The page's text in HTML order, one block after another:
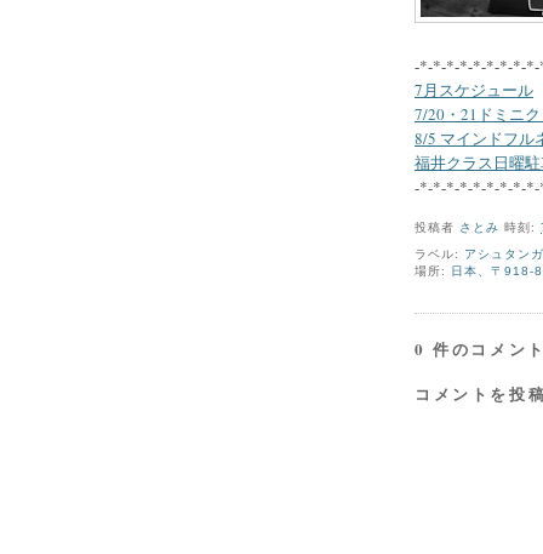
-*-*-*-*-*-*-*-*-
7月スケジュール
7/20・21ドミニ
8/5 マインドフル
福井クラス日曜
-*-*-*-*-*-*-*-*-
投稿者 さとみ 時刻:
ラベル: アシュタン
場所: 日本、〒918-
0 件のコメン
コメントを投